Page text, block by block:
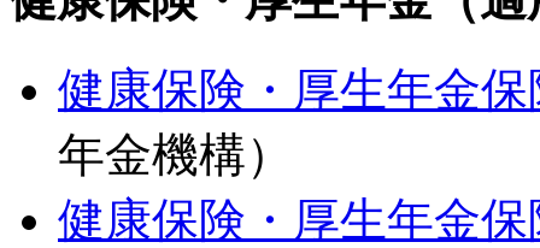
健康保険・厚生年金
年金機構）
健康保険・厚生年金